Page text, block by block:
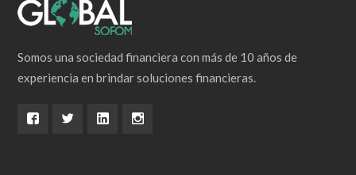
Somos una sociedad financiera con más de 10 años de
experiencia en brindar soluciones financieras.